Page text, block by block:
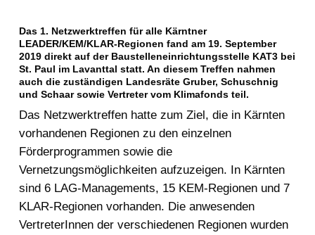
Das 1. Netzwerktreffen für alle Kärntner
LEADER/KEM/KLAR-Regionen fand am 19. September
2019 direkt auf der Baustelleneinrichtungsstelle KAT3 bei
St. Paul im Lavanttal statt. An diesem Treffen nahmen
auch die zuständigen Landesräte Gruber, Schuschnig
und Schaar sowie Vertreter vom Klimafonds teil.
Das Netzwerktreffen hatte zum Ziel, die in Kärnten
vorhandenen Regionen zu den einzelnen
Förderprogrammen sowie die
Vernetzungsmöglichkeiten aufzuzeigen. In Kärnten
sind 6 LAG-Managements, 15 KEM-Regionen und 7
KLAR-Regionen vorhanden. Die anwesenden
VertreterInnen der verschiedenen Regionen wurden